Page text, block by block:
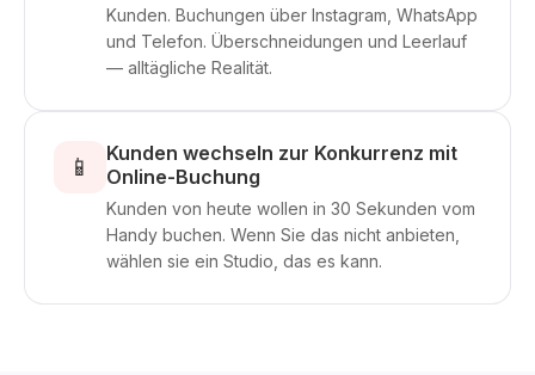
Kunden. Buchungen über Instagram, WhatsApp
und Telefon. Überschneidungen und Leerlauf
— alltägliche Realität.
📱
Kunden wechseln zur Konkurrenz mit
Online-Buchung
Kunden von heute wollen in 30 Sekunden vom
Handy buchen. Wenn Sie das nicht anbieten,
wählen sie ein Studio, das es kann.